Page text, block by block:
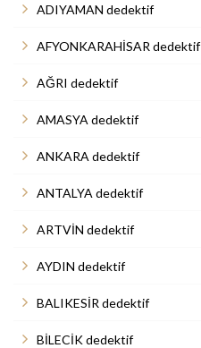
ADIYAMAN dedektif
AFYONKARAHİSAR dedektif
AĞRI dedektif
AMASYA dedektif
ANKARA dedektif
ANTALYA dedektif
ARTVİN dedektif
AYDIN dedektif
BALIKESİR dedektif
BİLECİK dedektif